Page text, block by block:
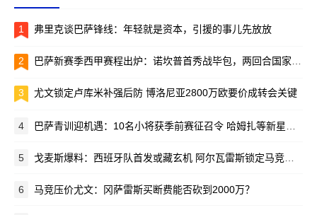
1 弗里克谈巴萨锋线：年轻就是资本，引援的事儿先放放
2 巴萨新赛季西甲赛程出炉：诺坎普首秀战毕包，两回合国家德比引爆焦点
3 尤文锁定卢库米补强后防 博洛尼亚2800万欧要价成转会关键
4 巴萨青训迎机遇：10名小将获季前赛征召令 哈姆扎等新星在列
5 戈麦斯爆料：西班牙队首发或藏玄机 阿尔瓦雷斯锁定马竞新赛季蓝图
6 马竞压价尤文：冈萨雷斯买断费能否砍到2000万？